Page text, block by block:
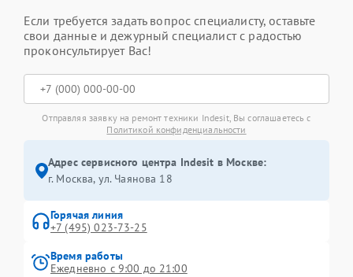
Если требуется задать вопрос специалисту, оставьте
свои данные и дежурный специалист с радостью
проконсультирует Вас!
Отправляя заявку на ремонт техники Indesit, Вы соглашаетесь с
Политикой конфиденциальности
Адрес сервисного центра Indesit в Москве:
г. Москва, ул. Чаянова 18
Горячая линия
+7 (495) 023-73-25
Время работы
Ежедневно с 9:00 до 21:00